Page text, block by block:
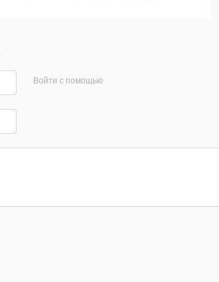
Войти с помощью